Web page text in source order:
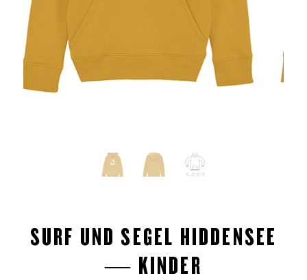
SURF UND SEGEL HIDDENSEE
— KINDER